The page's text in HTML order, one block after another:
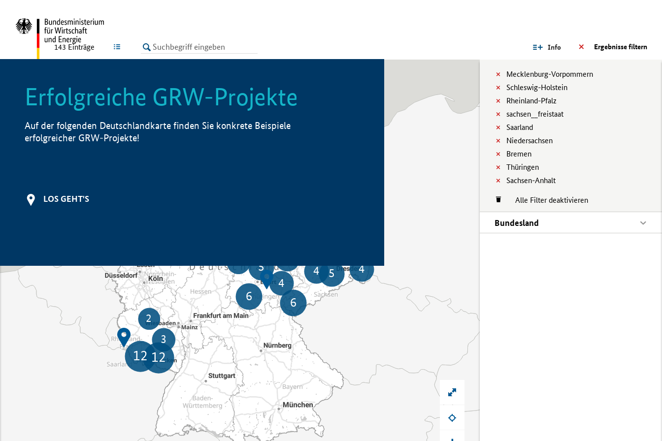
LISTE Ergebnisse filtern
Info
Mecklenburg-Vorpommern
Schleswig-Holstein
Rheinland-Pfalz
sachsen__freistaat
Saarland
Niedersachsen
Bremen
Thüringen
Sachsen-Anhalt
Alle Filter deaktivieren
Bundesland
143 Einträge
Erfolgreiche GRW-Projekte
Auf der folgenden Deutschlandkarte finden Sie konkrete Beispiele
erfolgreicher GRW-Projekte!
LOS GEHT'S